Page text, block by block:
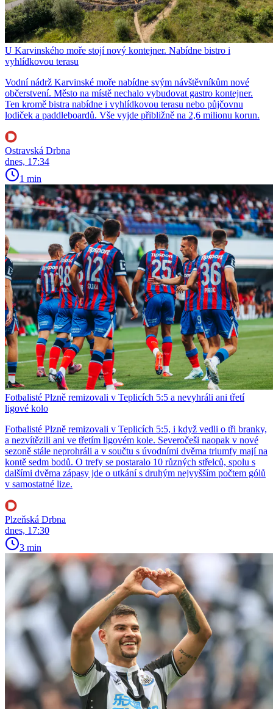
U Karvinského moře stojí nový kontejner. Nabídne bistro i
vyhlídkovou terasu
Vodní nádrž Karvinské moře nabídne svým návštěvníkům nové
občerstvení. Město na místě nechalo vybudovat gastro kontejner.
Ten kromě bistra nabídne i vyhlídkovou terasu nebo půjčovnu
lodiček a paddleboardů. Vše vyjde přibližně na 2,6 milionu korun.
Ostravská Drbna
dnes, 17:34
1 min
Fotbalisté Plzně remizovali v Teplicích 5:5 a nevyhráli ani třetí
ligové kolo
Fotbalisté Plzně remizovali v Teplicích 5:5, i když vedli o tři branky,
a nezvítězili ani ve třetím ligovém kole. Severočeši naopak v nové
sezoně stále neprohráli a v součtu s úvodními dvěma triumfy mají na
kontě sedm bodů. O trefy se postaralo 10 různých střelců, spolu s
dalšími dvěma zápasy jde o utkání s druhým nejvyšším počtem gólů
v samostatné lize.
Plzeňská Drbna
dnes, 17:30
3 min